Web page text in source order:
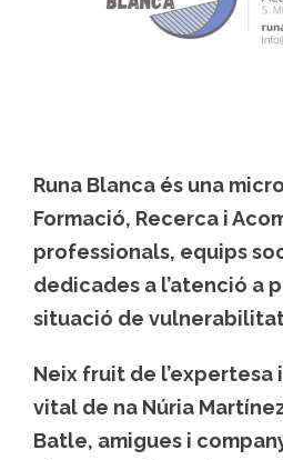
Runa Blanca és una
Formació, Recerca i
professionals, equips
dedicades a l’atenció a
situació de
Neix fruit de l’expertesa
vital de na Núria
Batle, amigues i